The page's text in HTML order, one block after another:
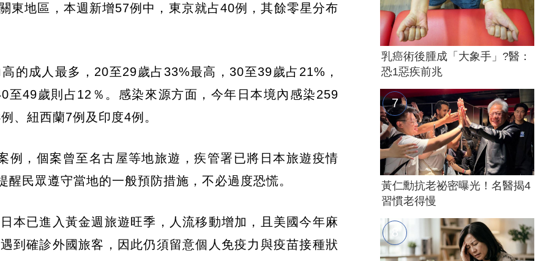
東地區，本週新增57例中，東京就占40例，其餘零星分布
的成人最多，20至29歲占33%最高，30至39歲占21%，
至49歲則占12％。感染來源方面，今年日本境內感染259
、紐西蘭7例及印度4例。
例，個案曾至名古屋等地旅遊，疾管署已將日本旅遊疫情
民眾遵守當地的一般預防措施，不必過度恐慌。
本已進入黃金週旅遊旺季，人流移動增加，且美國今年麻
到確診外國旅客，因此仍須留意個人免疫力與疫苗接種狀
乳癌術後腫成「大象手」?醫：
恐1惡疾前兆
黃仁勳抗老祕密曝光！名醫揭4
習慣老得慢